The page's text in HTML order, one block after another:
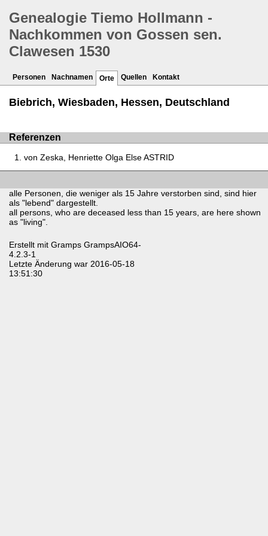
Genealogie Tiemo Hollmann -
Nachkommen von Gossen sen.
Clawesen 1530
Personen Nachnamen Orte Quellen Kontakt
Biebrich, Wiesbaden, Hessen, Deutschland
Referenzen
von Zeska, Henriette Olga Else ASTRID
alle Personen, die weniger als 15 Jahre verstorben sind, sind hier
als "lebend" dargestellt.
all persons, who are deceased less than 15 years, are here shown
as "living".
Erstellt mit Gramps GrampsAIO64-
4.2.3-1
Letzte Änderung war 2016-05-18
13:51:30